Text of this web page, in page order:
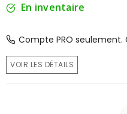
En inventaire
Compte PRO
VOIR LES DÉTAILS